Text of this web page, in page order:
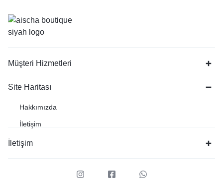
Müşteri Hizmetleri
Site Haritası
Hakkımızda
İletişim
İletişim